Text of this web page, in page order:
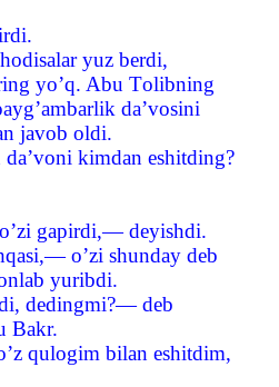
yuz berdi,
yo’q. Abu Тolibning
da’vosini
javob oldi.
kimdan eshitding?
gapirdi,— deyishdi.
o’zi shunday deb
yuribdi.
dedingmi?— deb
Bakr.
qulogim bilan eshitdim,